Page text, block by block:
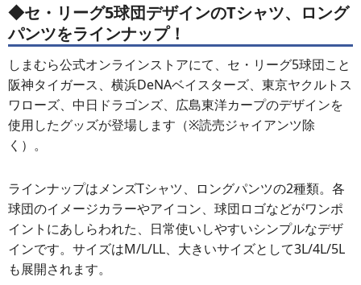
◆セ・リーグ5球団デザインのTシャツ、ロング
パンツをラインナップ！
しまむら公式オンラインストアにて、セ・リーグ5球団こと
阪神タイガース、横浜DeNAベイスターズ、東京ヤクルトス
ワローズ、中日ドラゴンズ、広島東洋カープのデザインを
使用したグッズが登場します（※読売ジャイアンツ除
く）。
ラインナップはメンズTシャツ、ロングパンツの2種類。各
球団のイメージカラーやアイコン、球団ロゴなどがワンポ
イントにあしらわれた、日常使いしやすいシンプルなデザ
インです。サイズはM/L/LL、大きいサイズとして3L/4L/5L
も展開されます。